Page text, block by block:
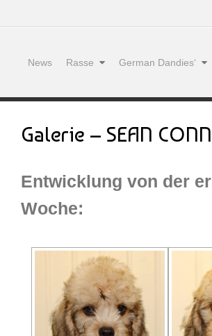
News Rasse German Dandies‘
Galerie – SEAN
Entwicklung von der
Woche: